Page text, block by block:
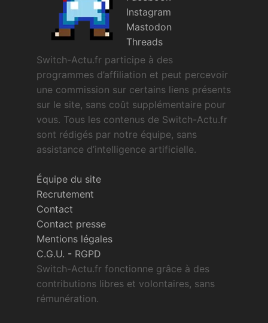
Instagram
Mastodon
Threads
Switch-Actu.fr participe à des
programmes d’affiliation et peut percevoir
une commission sur certains liens présents
sur le site, sans coût supplémentaire pour
vous. Tous les contenus de Switch-Actu.fr
sont rédigés par notre équipe, sans
assistance d’intelligence artificielle.
Équipe du site
Recrutement
Contact
Contact presse
Mentions légales
C.G.U. - RGPD
Switch-Actu.fr fonctionne grâce à des
contributions libres et volontaires, sans
rémunération.